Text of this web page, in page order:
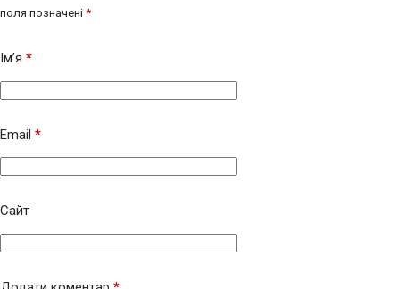
поля позначені *
Ім’я *
Email *
Сайт